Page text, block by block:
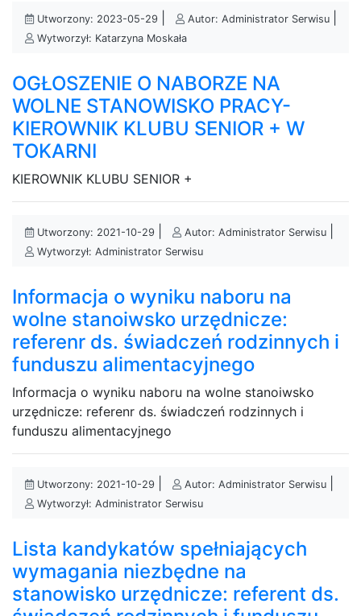
Utworzony: 2023-05-29 Autor: Administrator Serwisu
Wytworzył: Katarzyna Moskała
OGŁOSZENIE O NABORZE NA
WOLNE STANOWISKO PRACY-
KIEROWNIK KLUBU SENIOR + W
TOKARNI
KIEROWNIK KLUBU SENIOR +
Utworzony: 2021-10-29 Autor: Administrator Serwisu
Wytworzył: Administrator Serwisu
Informacja o wyniku naboru na
wolne stanoiwsko urzędnicze:
referenr ds. świadczeń rodzinnych i
funduszu alimentacyjnego
Informacja o wyniku naboru na wolne stanoiwsko
urzędnicze: referenr ds. świadczeń rodzinnych i
funduszu alimentacyjnego
Utworzony: 2021-10-29 Autor: Administrator Serwisu
Wytworzył: Administrator Serwisu
Lista kandykatów spełniających
wymagania niezbędne na
stanowisko urzędnicze: referent ds.